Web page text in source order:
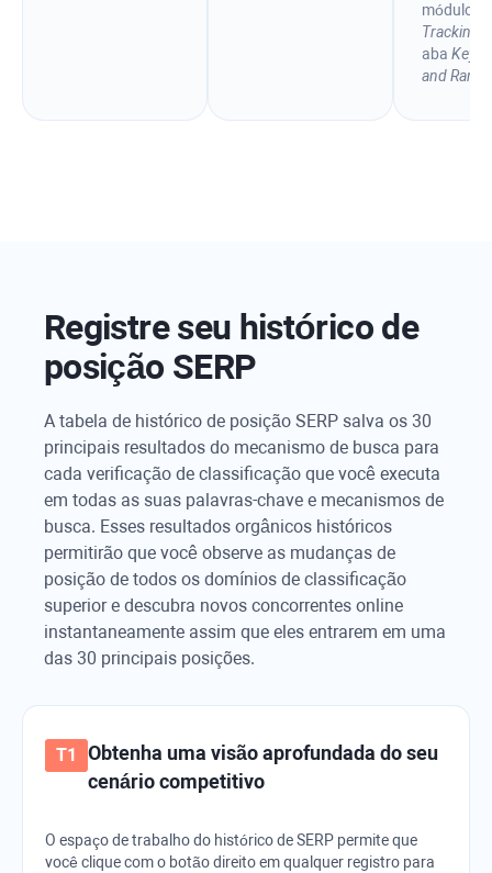
módulo
Tracking
aba
and
Registre seu histórico de
posição SERP
A tabela de histórico de posição SERP salva os 30
principais resultados do mecanismo de busca para
cada verificação de classificação que você executa
em todas as suas palavras-chave e mecanismos de
busca. Esses resultados orgânicos históricos
permitirão que você observe as mudanças de
posição de todos os domínios de classificação
superior e descubra novos concorrentes online
instantaneamente assim que eles entrarem em uma
das 30 principais posições.
Obtenha uma visão aprofundada do seu
cenário competitivo
O espaço de trabalho do histórico de SERP permite que
você clique com o botão direito em qualquer registro para